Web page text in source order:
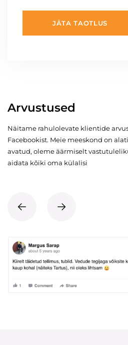
JÄTA TAOTLUS
Arvustused
Näitame rahulolevate klientide
Facebookist. Meie meeskond on
avatud, oleme äärmiselt
aidata kõiki oma külalisi